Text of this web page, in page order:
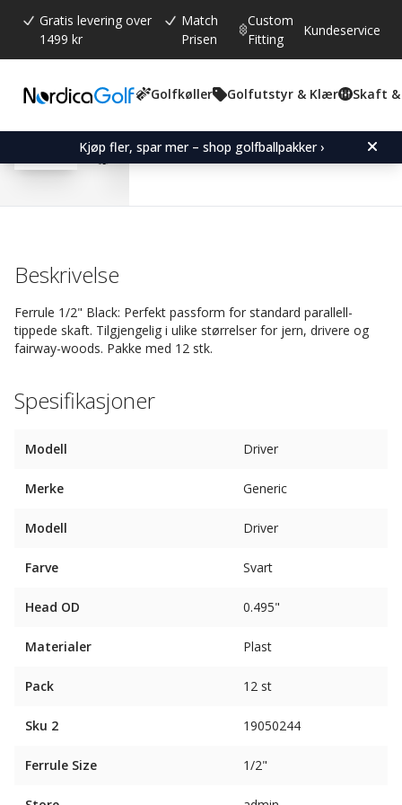
Gratis levering over
1499 kr
Match
Prisen
Custom
Fitting
Kundeservice
Golfkøller Golfutstyr & Klær Skaft &
Kjøp fler, spar mer – shop golfballpakker ›
Gjennomsnittskarakter:
4.6 (stemmer:
33)
Ferrule 1/2" Black-Driver
Beskrivelse
Ferrule 1/2" Black: Perfekt passform for standard parallell-
tippede skaft. Tilgjengelig i ulike størrelser for jern, drivere og
fairway-woods. Pakke med 12 stk.
Spesifikasjoner
Modell Driver
Merke Generic
Modell Driver
Farve Svart
Head OD 0.495"
Materialer Plast
Pack 12 st
Sku 2 19050244
Ferrule Size 1/2"